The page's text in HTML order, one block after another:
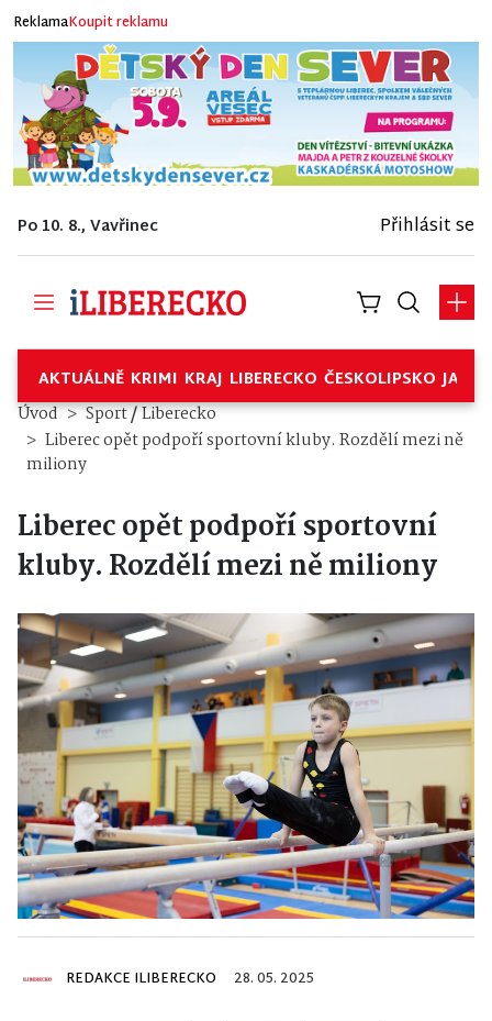
ReklamaKoupit reklamu
Po 10. 8., Vavřinec Přihlásit se
AKTUÁLNĚ KRIMI KRAJ LIBERECKO ČESKOLIPSKO
Úvod Sport/Liberecko
Liberec opět podpoří sportovní kluby. Rozdělí mezi ně
miliony
Liberec opět podpoří sportovní
kluby. Rozdělí mezi ně miliony
REDAKCE ILIBERECKO 28. 05. 2025